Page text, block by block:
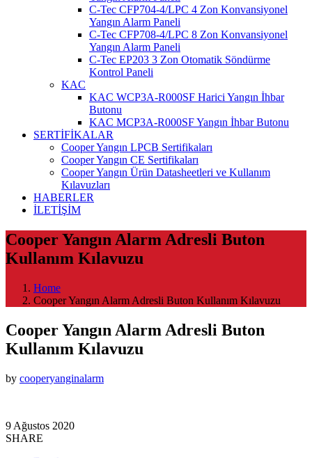
C-Tec CFP704-4/LPC 4 Zon Konvansiyonel
Yangın Alarm Paneli
C-Tec CFP708-4/LPC 8 Zon Konvansiyonel
Yangın Alarm Paneli
C-Tec EP203 3 Zon Otomatik Söndürme
Kontrol Paneli
KAC
KAC WCP3A-R000SF Harici Yangın İhbar
Butonu
KAC MCP3A-R000SF Yangın İhbar Butonu
SERTİFİKALAR
Cooper Yangın LPCB Sertifikaları
Cooper Yangın CE Sertifikaları
Cooper Yangın Ürün Datasheetleri ve Kullanım
Kılavuzları
HABERLER
İLETİŞİM
Cooper Yangın Alarm Adresli Buton
Kullanım Kılavuzu
Home
Cooper Yangın Alarm Adresli Buton Kullanım Kılavuzu
Cooper Yangın Alarm Adresli Buton
Kullanım Kılavuzu
by cooperyanginalarm
9 Ağustos 2020
SHARE